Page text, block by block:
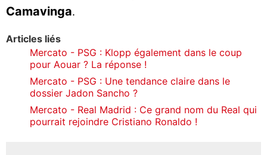
Camavinga.
Articles liés
Mercato - PSG : Klopp également dans le coup
pour Aouar ? La réponse !
Mercato - PSG : Une tendance claire dans le
dossier Jadon Sancho ?
Mercato - Real Madrid : Ce grand nom du Real qui
pourrait rejoindre Cristiano Ronaldo !